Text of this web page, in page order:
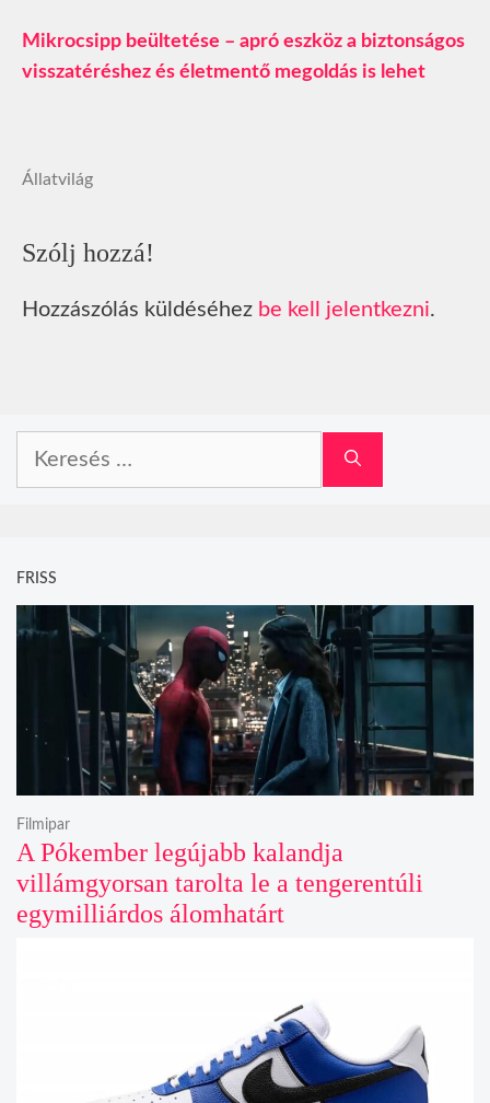
Mikrocsipp beültetése – apró eszköz a biztonságos
visszatéréshez és életmentő megoldás is lehet
Állatvilág
Szólj hozzá!
Hozzászólás küldéséhez be kell jelentkezni.
FRISS
A Pókember legújabb kalandja
villámgyorsan tarolta le a tengerentúli
egymilliárdos álomhatárt
Filmipar